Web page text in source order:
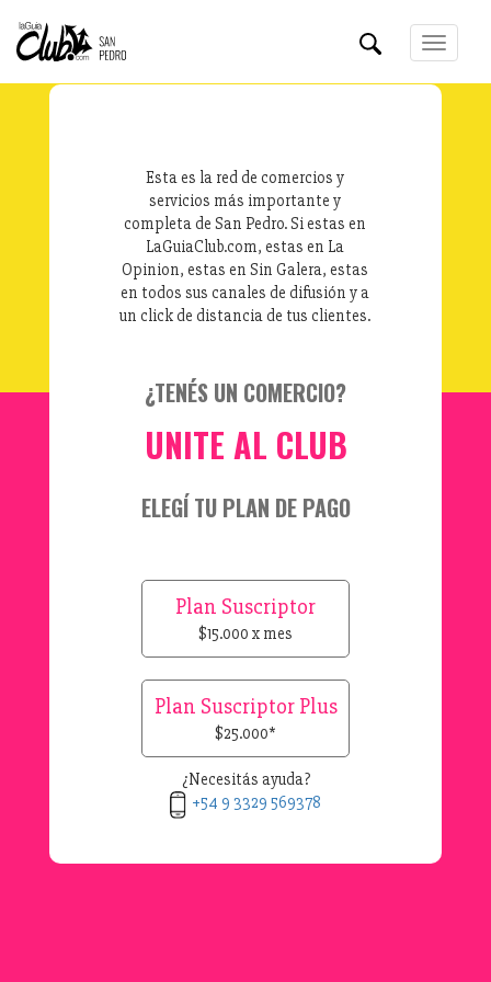
contenido
principal
Toggle
navigation
Esta es la red de comercios y
servicios más importante y
completa de San Pedro. Si estas en
LaGuiaClub.com, estas en La
Opinion, estas en Sin Galera, estas
en todos sus canales de difusión y a
un click de distancia de tus clientes.
¿TENÉS UN COMERCIO?
UNITE AL CLUB
ELEGÍ TU PLAN DE PAGO
Plan Suscriptor
$15.000 x mes
Plan Suscriptor Plus
$25.000*
¿Necesitás ayuda?
+54 9 3329 569378